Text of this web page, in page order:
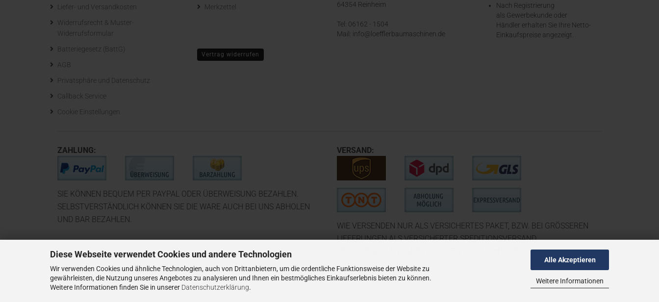
Diese Webseite verwendet Cookies und andere Technologien
Wir verwenden Cookies und ähnliche Technologien, auch von Drittanbietern, um die ordentliche Funktionsweise der Website zu
gewährleisten, die Nutzung unseres Angebotes zu analysieren und Ihnen ein bestmögliches Einkaufserlebnis bieten zu können.
Weitere Informationen finden Sie in unserer Datenschutzerklärung.
Alle Akzeptieren
Weitere Informationen
Liefer- und Versandkosten
Widerrufsrecht & Muster-
Widerrufsformular
Batteriegesetz (BattG)
AGB
Privatsphäre und Datenschutz
Callback Service
Cookie Einstellungen
Merkzettel
64354 Reinheim
Tel: 06162 - 1504
Mail: info@loefflerbaumaschinen.de
Nach Registrierung
als Gewerbekunde oder
Händler erhalten Sie Ihre Netto-
Einkaufspreise angezeigt.
Vertrag widerrufen
ZAHLUNG:
SIE KÖNNEN BEQUEM PER PAYPAL ODER ÜBERWEISUNG BEZAHLEN.
SELBSTVERSTÄNDLICH KÖNNEN SIE DIE WARE AUCH BEI UNS ABHOLEN
UND BAR BEZAHLEN.
VERSAND:
WIE VERSENDEN NUR ALS VERSICHERTES PAKET, BZW. BEI GRÖSSEREN
LIEFERUNGEN ALS VERSICHERTER SPEDITIONSVERSAND.
LIEFERUNGEN AN PACKSTATIONEN SIND NICHT MÖGLICH.